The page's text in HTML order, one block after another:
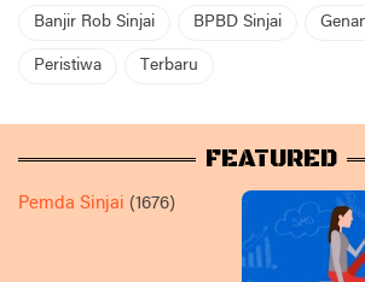
Banjir Rob Sinjai BPBD Sinjai
Peristiwa Terbaru
FEATURED
Pemda Sinjai (1676)